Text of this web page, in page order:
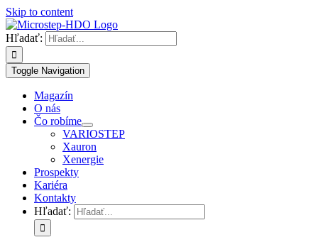
Skip to content
Hľadať:
Toggle Navigation
Magazín
O nás
Čo robíme
VARIOSTEP
Xauron
Xenergie
Prospekty
Kariéra
Kontakty
Hľadať: